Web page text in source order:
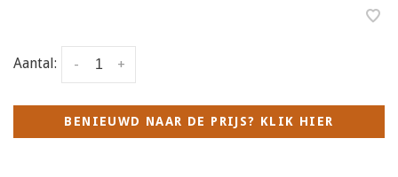
Aantal: +
-
BENIEUWD NAAR DE PRIJS? KLIK HIER